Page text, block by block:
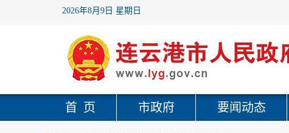
2026年8月9日 星期日
首 页 市政府 要闻动态